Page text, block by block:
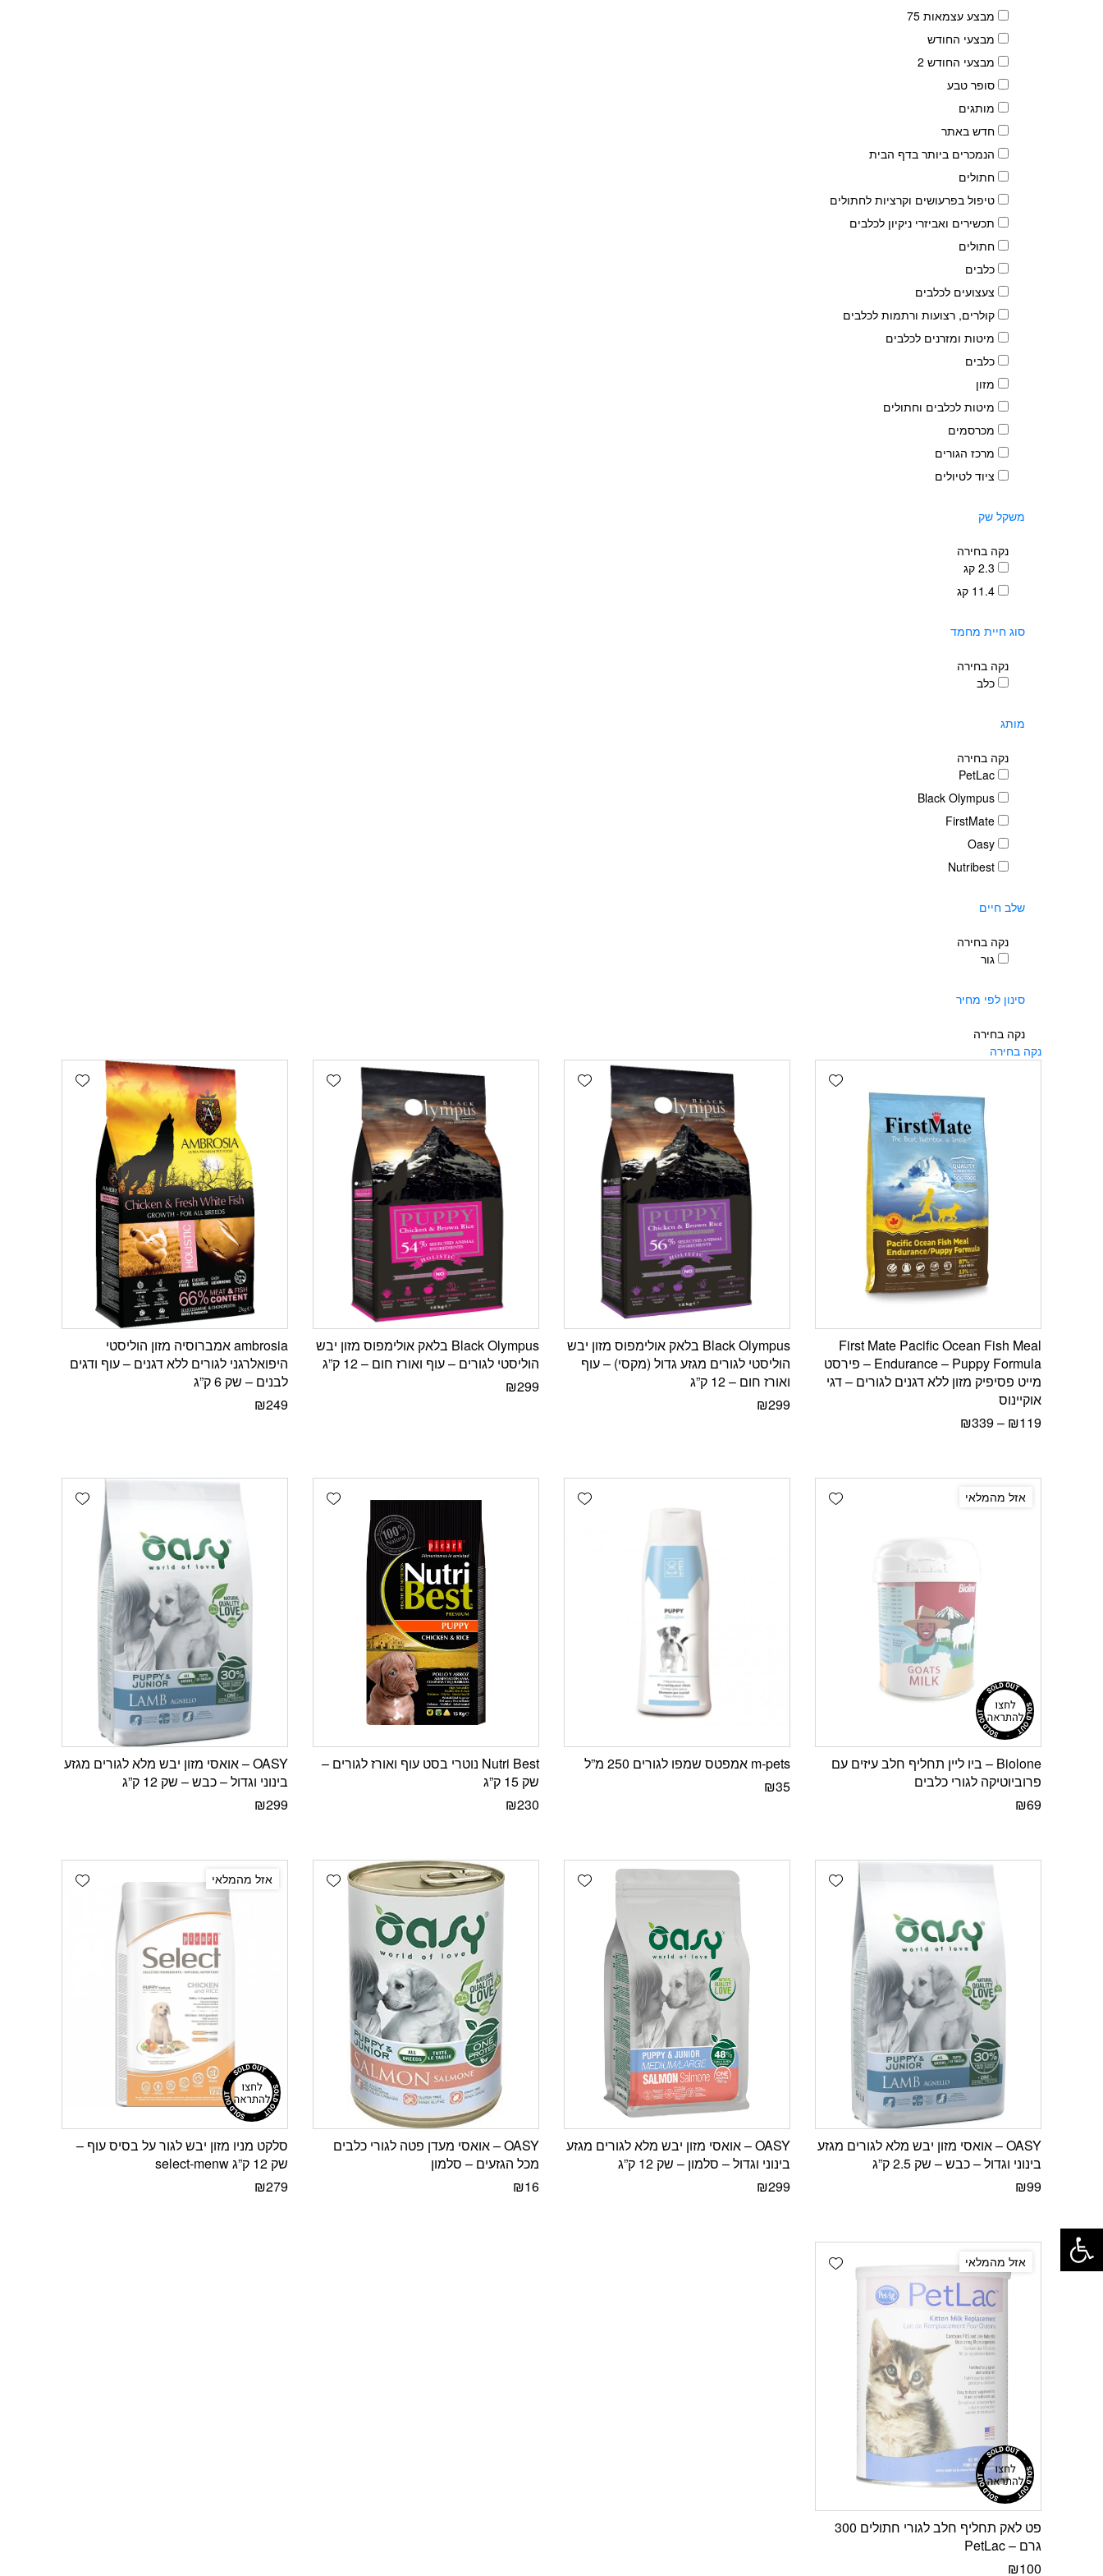
מבצע עצמאות 75
מבצעי החודש
מבצעי החודש 2
סופר טבע
מותגים
חדש באתר
הנמכרים ביותר בדף הבית
חתולים
טיפול בפרעושים וקרציות לחתולים
תכשירים ואביזרי ניקיון לכלבים
חתולים
כלבים
צעצועים לכלבים
קולרים, רצועות ורתמות לכלבים
מיטות ומזרנים לכלבים
כלבים
מזון
מיטות לכלבים וחתולים
מכרסמים
מרכז הגורים
ציוד לטיולים
משקל שק
נקה בחירה
2.3 קג
11.4 קג
סוג חיית מחמד
נקה בחירה
כלב
מותג
נקה בחירה
PetLac
Black Olympus
FirstMate
Oasy
Nutribest
שלב חיים
נקה בחירה
גור
סינון לפי מחיר
נקה בחירה
נקה בחירה
Add wishlist
First Mate Pacific Ocean Fish Meal
Endurance – Puppy Formula – פירסט
מייט פסיפיק מזון ללא דגנים לגורים – דגי
אוקיינוס
₪119
–
₪339
Add wishlist
Black Olympus בלאק אולימפוס מזון יבש
הוליסטי לגורים מגזע גדול (מקסי) – עוף
ואורז חום – 12 ק”ג
₪299
Add wishlist
Black Olympus בלאק אולימפוס מזון יבש
הוליסטי לגורים – עוף ואורז חום – 12 ק”ג
₪299
Add wishlist
ambrosia אמברוסיה מזון הוליסטי
היפואלרגני לגורים ללא דגנים – עוף ודגים
לבנים – שק 6 ק”ג
₪249
Add wishlist אזל מהמלאי
Biolone – ביו ליין תחליף חלב עיזים עם
פרוביוטיקה לגורי כלבים
₪69
Add wishlist
m-pets אמפטס שמפו לגורים 250 מ”ל
₪35
Add wishlist
Nutri Best נוטרי בסט עוף ואורז לגורים –
שק 15 ק”ג
₪230
Add wishlist
OASY – אואסי מזון יבש מלא לגורים מגזע
בינוני וגדול – כבש – שק 12 ק”ג
₪299
Add wishlist
OASY – אואסי מזון יבש מלא לגורים מגזע
בינוני וגדול – כבש – שק 2.5 ק”ג
₪99
Add wishlist
OASY – אואסי מזון יבש מלא לגורים מגזע
בינוני וגדול – סלמון – שק 12 ק”ג
₪299
Add wishlist
OASY – אואסי מעדן פטה לגורי כלבים
מכל הגזעים – סלמון
₪16
Add wishlist אזל מהמלאי
סלקט מניו מזון יבש לגור על בסיס עוף –
שק 12 ק”ג select-menw
₪279
Add wishlist אזל מהמלאי
פט לאק תחליף חלב לגורי חתולים 300
גרם – PetLac
₪100
פתח סרגל נגישות